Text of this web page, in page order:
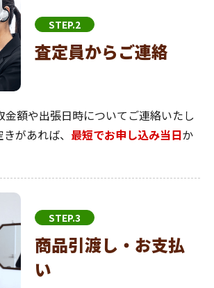
STEP.2
査定員からご連絡
金額や出張日時についてご連絡いたし
があれば、 最短でお申し込み当日か
STEP.3
商品引渡し・お支払
い